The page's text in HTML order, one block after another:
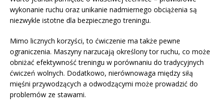
wykonanie ruchu oraz unikanie nadmiernego obciążenia są
niezwykle istotne dla bezpiecznego treningu.
Mimo licznych korzyści, to ćwiczenie ma także pewne
ograniczenia. Maszyny narzucają określony tor ruchu, co może
obniżać efektywność treningu w porównaniu do tradycyjnych
ćwiczeń wolnych. Dodatkowo, nierównowaga między siłą
mięśni przywodzących a odwodzącymi może prowadzić do
problemów ze stawami.